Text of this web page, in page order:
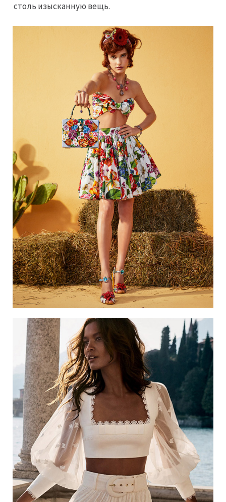
столь изысканную вещь.